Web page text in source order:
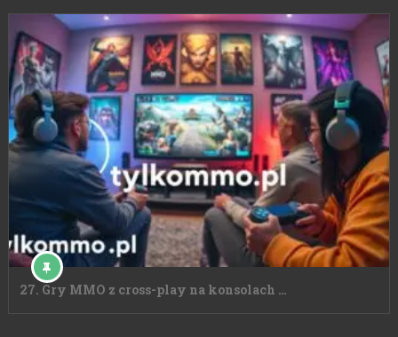
27. Gry MMO z cross-play na konsolach …